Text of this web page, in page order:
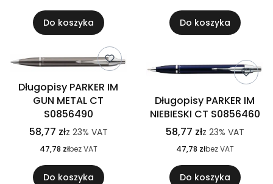
Do koszyka Do koszyka
Długopisy PARKER IM
GUN METAL CT
S0856490
58,77 złz 23% VAT
47,78 złbez VAT
Do koszyka
Długopisy PARKER IM
NIEBIESKI CT S0856460
58,77 złz 23% VAT
47,78 złbez VAT
Do koszyka